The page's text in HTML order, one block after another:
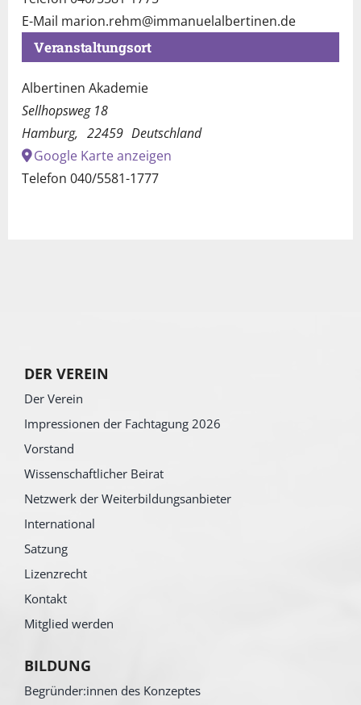
Veranstaltungsort
Albertinen Akademie
Sellhopsweg 18
Hamburg, 22459 Deutschland
Google Karte anzeigen
Telefon 040/5581-1777
E-Mail marion.rehm@immanuelalbertinen.de
DER VEREIN
Der Verein
Impressionen der Fachtagung 2026
Vorstand
Wissenschaftlicher Beirat
Netzwerk der Weiterbildungsanbieter
International
Satzung
Lizenzrecht
Kontakt
Mitglied werden
BILDUNG
Begründer:innen des Konzeptes